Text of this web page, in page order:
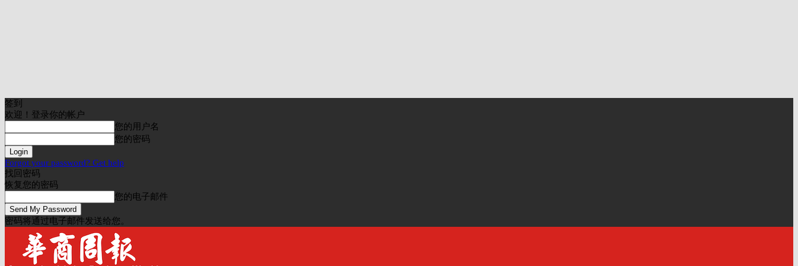
签到
欢迎！登录你的帐户
您的用户名
您的密码
Forgot your password? Get help
找回密码
恢复您的密码
您的电子邮件
密码将通过电子邮件发送给您。